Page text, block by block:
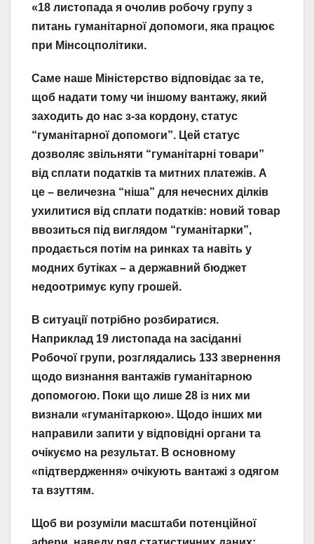
«18 листопада я очолив робочу групу з
питань гуманітарної допомоги, яка працює
при Мінсоцполітики.
Саме наше Міністерство відповідає за те,
щоб надати тому чи іншому вантажу, який
заходить до нас з-за кордону, статус
“гуманітарної допомоги”. Цей статус
дозволяє звільняти “гуманітарні товари”
від сплати податків та митних платежів. А
це – величезна “ніша” для нечесних ділків
ухилитися від сплати податків: новий товар
ввозиться під виглядом “гуманітарки”,
продається потім на ринках та навіть у
модних бутіках – а державний бюджет
недоотримує купу грошей.
В ситуації потрібно розбиратися.
Наприклад 19 листопада на засіданні
Робочої групи, розглядались 133 звернення
щодо визнання вантажів гуманітарною
допомогою. Поки що лише 28 із них ми
визнали «гуманітаркою». Щодо інших ми
направили запити у відповідні органи та
очікуємо на результат. В основному
«підтвердження» очікують вантажі з одягом
та взуттям.
Щоб ви розуміли масштаби потенційної